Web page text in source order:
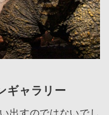
ギャラリー